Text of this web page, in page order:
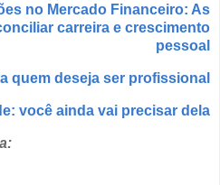
no Mercado Financeiro: As
carreira e crescimento
pessoal
quem deseja ser profissional
você ainda vai precisar dela